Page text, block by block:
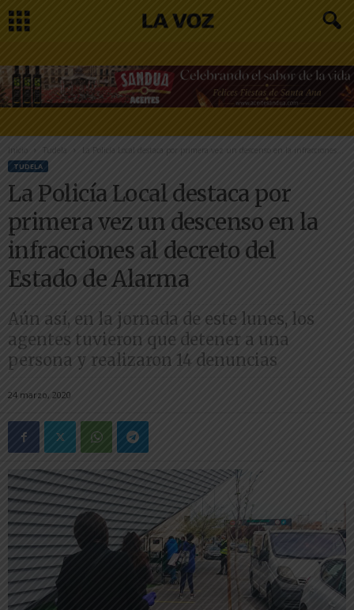
Inicio Tudela La Policía Local destaca por primera vez un descenso en la infracciones...
TUDELA
La Policía Local destaca por
primera vez un descenso en la
infracciones al decreto del
Estado de Alarma
Aún así, en la jornada de este lunes, los
agentes tuvieron que detener a una
persona y realizaron 14 denuncias
24 marzo, 2020